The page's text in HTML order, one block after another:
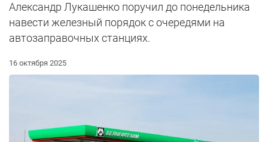
Александр Лукашенко поручил до понедельника
навести железный порядок с очередями на
автозаправочных станциях.
16 октября 2025